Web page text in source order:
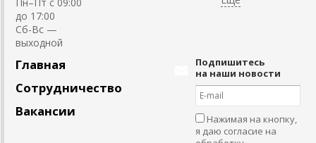
до 17:00
Cб-Вс —
выходной
Главная
Сотрудничество
Вакансии
Подпишитесь
на наши новости
Нажимая на кнопку,
я даю согласие на